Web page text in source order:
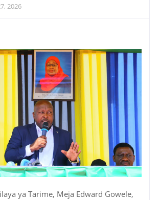
2026
ya Tarime, Meja Edward Gowele,